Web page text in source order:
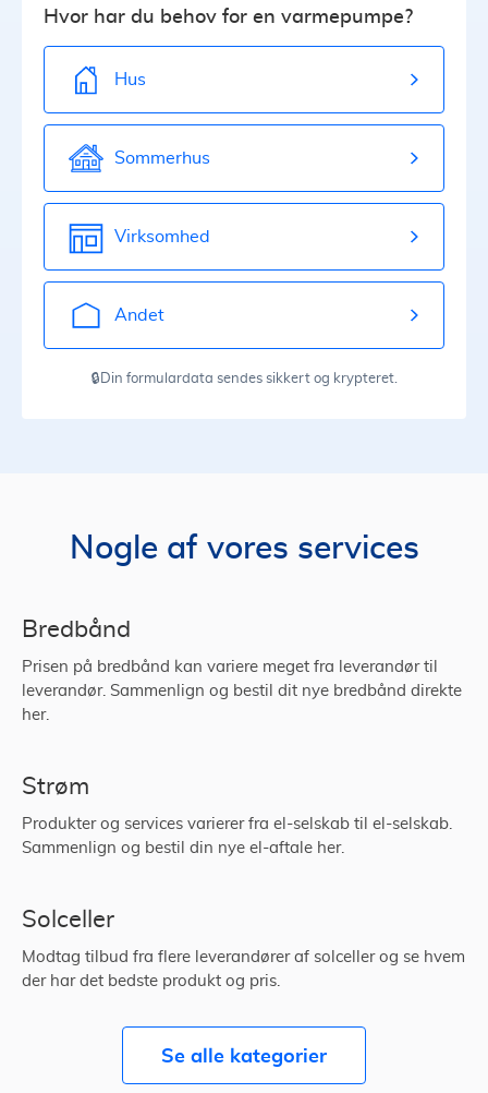
Hvor har du behov for en varmepumpe?
Hus
Sommerhus
Virksomhed
Andet
🔒Din formulardata sendes sikkert og krypteret.
Nogle af vores services
Bredbånd
Prisen på bredbånd kan variere meget fra leverandør til
leverandør. Sammenlign og bestil dit nye bredbånd direkte
her.
Strøm
Produkter og services varierer fra el-selskab til el-selskab.
Sammenlign og bestil din nye el-aftale her.
Solceller
Modtag tilbud fra flere leverandører af solceller og se hvem
der har det bedste produkt og pris.
Se alle kategorier